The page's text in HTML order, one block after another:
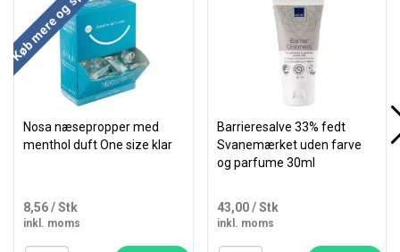
Køb mere og spar
Nosa næsepropper med
menthol duft One size klar
8,56/ Stk
inkl. moms
Barrieresalve 33% fedt
Svanemærket uden farve
og parfume 30ml
43,00/ Stk
inkl. moms